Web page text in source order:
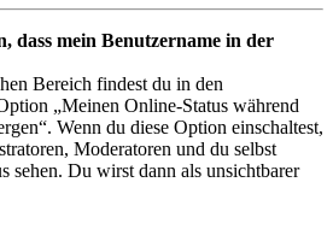
dass mein Benutzername in der
Bereich findest du in den
„Meinen Online-Status während
Wenn du diese Option einschaltest,
Moderatoren und du selbst
sehen. Du wirst dann als unsichtbarer